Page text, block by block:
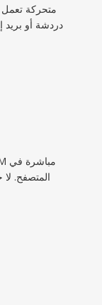
دردشة أو
المتصفح.